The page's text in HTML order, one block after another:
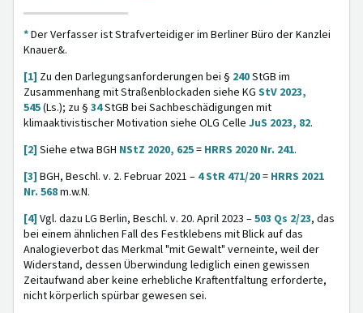
*Der Verfasser ist Strafverteidiger im Berliner Büro der Kanzlei
Knauer&.
[1] Zu den Darlegungsanforderungen bei § 240StGB im
Zusammenhang mit Straßenblockaden siehe KG StV 2023,
545(Ls.); zu § 34StGB bei Sachbeschädigungen mit
klimaaktivistischer Motivation siehe OLG Celle JuS 2023, 82.
[2] Siehe etwa BGH NStZ 2020, 625= HRRS 2020 Nr. 241.
[3] BGH, Beschl. v. 2. Februar 2021 – 4 StR 471/20= HRRS 2021
Nr. 568m.w.N.
[4] Vgl. dazu LG Berlin, Beschl. v. 20. April 2023 –503 Qs 2/23, das
bei einem ähnlichen Fall des Festklebens mit Blick auf das
Analogieverbot das Merkmal "mit Gewalt" verneinte, weil der
Widerstand, dessen Überwindung lediglich einen gewissen
Zeitaufwand aber keine erhebliche Kraftentfaltung erforderte,
nicht körperlich spürbar gewesen sei.